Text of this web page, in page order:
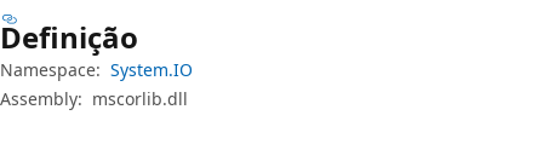
Definição
Namespace: System.IO
Assembly: mscorlib.dll